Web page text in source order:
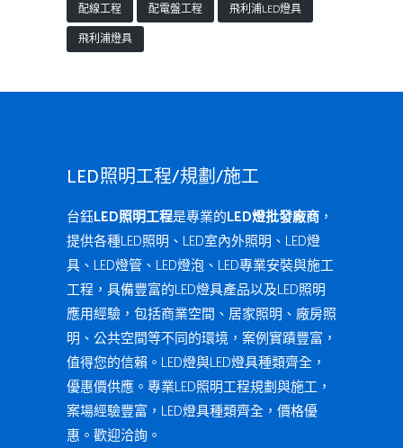
配線工程
配電盤工程
飛利浦LED燈具
飛利浦燈具
LED照明工程/規劃/施工
台鈺LED照明工程是專業的LED燈批發廠商 ，
提供各種LED照明、LED室內外照明、LED燈
具、LED燈管、LED燈泡、LED專業安裝與施工
工程，具備豐富的LED燈具產品以及LED照明
應用經驗，包括商業空間、居家照明、廠房照
明、公共空間等不同的環境，案例實蹟豐富，
值得您的信賴。LED燈與LED燈具種類齊全，
優惠價供應。專業LED照明工程規劃與施工，
案場經驗豐富，LED燈具種類齊全，價格優
惠。歡迎洽詢。